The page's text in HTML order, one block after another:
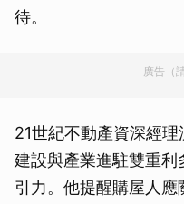
待。
廣告（
21世紀不動產資深經
建設與產業進駐雙重利
引力。他提醒購屋人